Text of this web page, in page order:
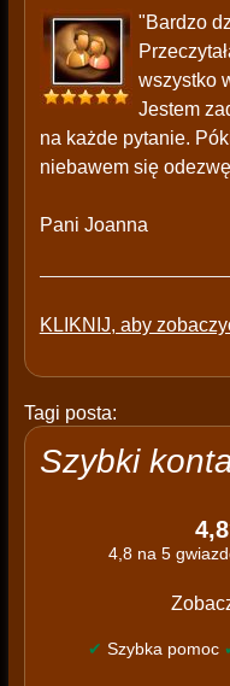
"Bardzo
wszystko
Jestem
na każde pytanie.
niebawem się
Pani Joanna
KLIKNIJ, aby
Tagi posta:
Szybki
4,8
4,8 na 5
✔ Szybka pomoc